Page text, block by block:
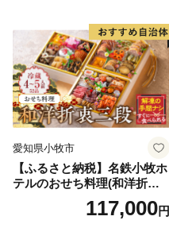
愛知県小牧市
【ふるさと納税】名鉄小牧ホ
テルのおせち料理(和洋折衷
三段)冷蔵 52品 4～5人前 202
7年 【数量限定 お申込期限1
117,000円